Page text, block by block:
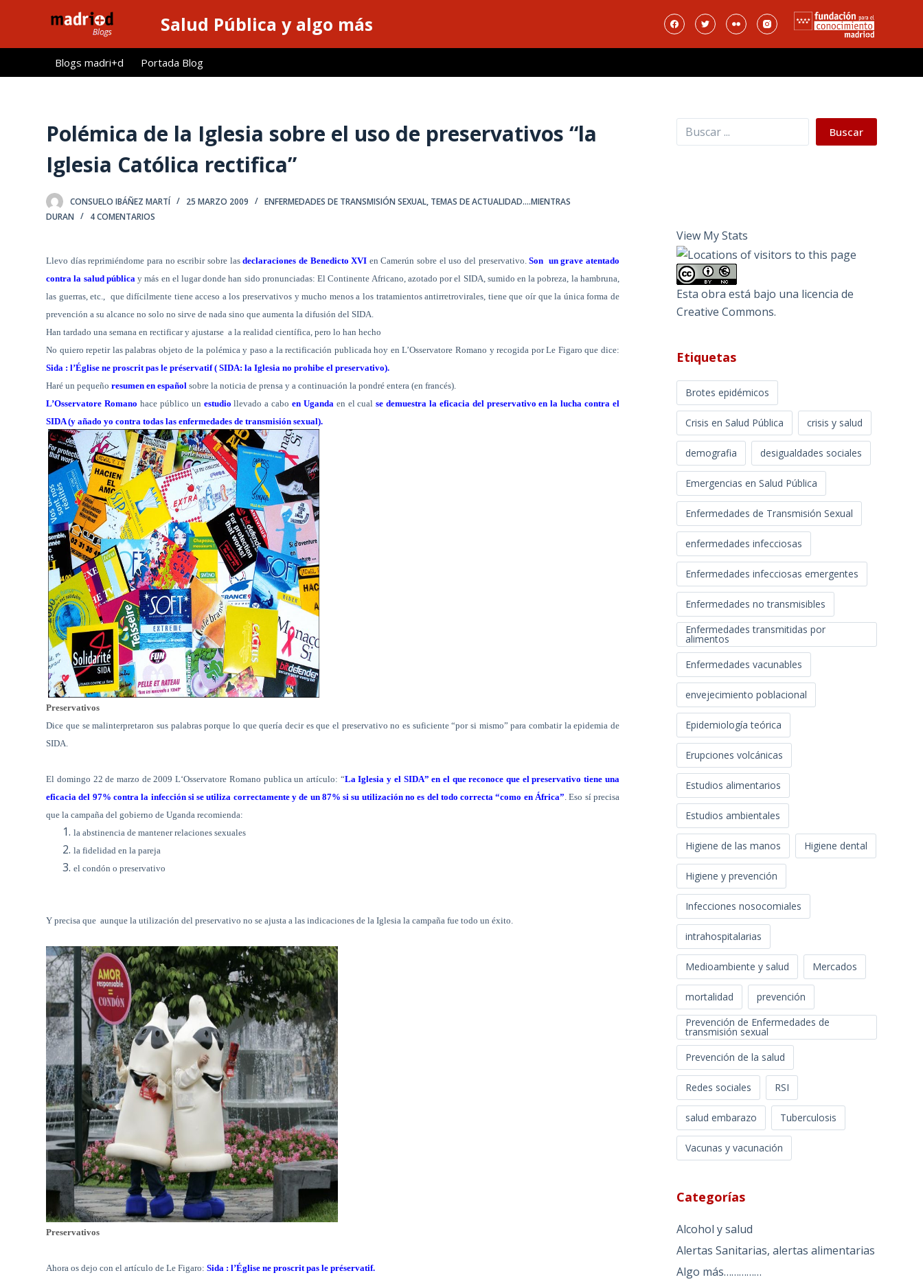
l
Salud Pública y algo más
Blogs madri+d Portada Blog
Polémica de la Iglesia sobre el uso de preservativos “la
Iglesia Católica rectifica”
CONSUELO IBÁÑEZ MARTÍ 25 MARZO 2009 ENFERMEDADES DE TRANSMISIÓN SEXUAL, TEMAS DE ACTUALIDAD....MIENTRAS
DURAN
4 COMENTARIOS
Llevo días reprimiéndome para no escribir sobre lasdeclaraciones de Benedicto XVI en Camerún sobre el uso del preservativo.Son un grave atentado
contra la salud públicay más en el lugar donde han sido pronunciadas: El Continente Africano, azotado por el SIDA, sumido en la pobreza, la hambruna,
las guerras, etc., que difícilmente tiene acceso a los preservativos y mucho menos a los tratamientos antirretrovirales, tiene que oír que la única forma de
prevención a su alcance no solo no sirve de nada sino que aumenta la difusión del SIDA.
Han tardado una semana en rectificar y ajustarse a la realidad científica, pero lo han hecho
No quiero repetir las palabras objeto de la polémica y paso a la rectificación publicada hoy en L’Osservatore Romano y recogida por Le Figaro que dice:
Sida : l’Église ne proscrit pas le préservatif( SIDA: la Iglesia no prohibe el preservativo).
Haré un pequeñoresumen en español sobre la noticia de prensa y a continuación la pondré entera (en francés).
L’Osservatore Romano hace público un estudio llevado a cabo en Ugandaen el cualse demuestra la eficacia del preservativo en la lucha contra el
SIDA (y añado yo contra todas las enfermedades de transmisión sexual).
Preservativos
Dice que se malinterpretaron sus palabras porque lo que quería decir es que el preservativo no es suficiente “por si mismo” para combatir la epidemia de
SIDA.
El domingo 22 de marzo de2009 L‘Osservatore Romano publica un artículo: “La Iglesia y el SIDA” en el que reconoce que el preservativo tiene una
eficacia del 97% contra la infección si se utiliza correctamente y de un 87% si su utilización no es del todo correcta “como en África”. Eso sí precisa
que la campaña del gobierno de Uganda recomienda:
la abstinencia de mantener relaciones sexuales
la fidelidad en la pareja
el condón o preservativo
Y precisa que aunque la utilización del preservativo no se ajusta a las indicaciones de la Iglesia la campaña fue todo un éxito.
Preservativos
Ahora os dejo con el artículo de Le Figaro:Sida : l’Église ne proscrit pas le préservatif.
Buscar Buscar
View My Stats
Esta obra está bajo una licencia de
Creative Commons.
Etiquetas
Brotes epidémicos
Crisis en Salud Pública crisis y salud
demografia desigualdades sociales
Emergencias en Salud Pública
Enfermedades de Transmisión Sexual
enfermedades infecciosas
Enfermedades infecciosas emergentes
Enfermedades no transmisibles
Enfermedades transmitidas por
alimentos
Enfermedades vacunables
envejecimiento poblacional
Epidemiología teórica
Erupciones volcánicas
Estudios alimentarios
Estudios ambientales
Higiene de las manos Higiene dental
Higiene y prevención
Infecciones nosocomiales
intrahospitalarias
Medioambiente y salud Mercados
mortalidad
prevención
Prevención de Enfermedades de
transmisión sexual
Prevención de la salud
Redes sociales RSI
salud embarazo Tuberculosis
Vacunas y vacunación
Categorías
Alcohol y salud
Alertas Sanitarias, alertas alimentarias
Algo más……………